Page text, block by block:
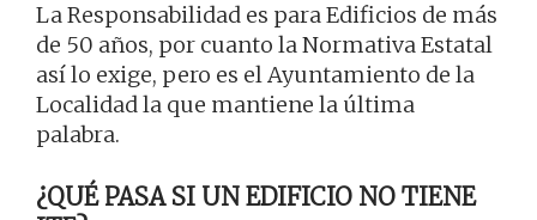
La Responsabilidad es para Edificios de más
de 50 años, por cuanto la Normativa Estatal
así lo exige, pero es el Ayuntamiento de la
Localidad la que mantiene la última
palabra.
¿QUÉ PASA SI UN EDIFICIO NO TIENE